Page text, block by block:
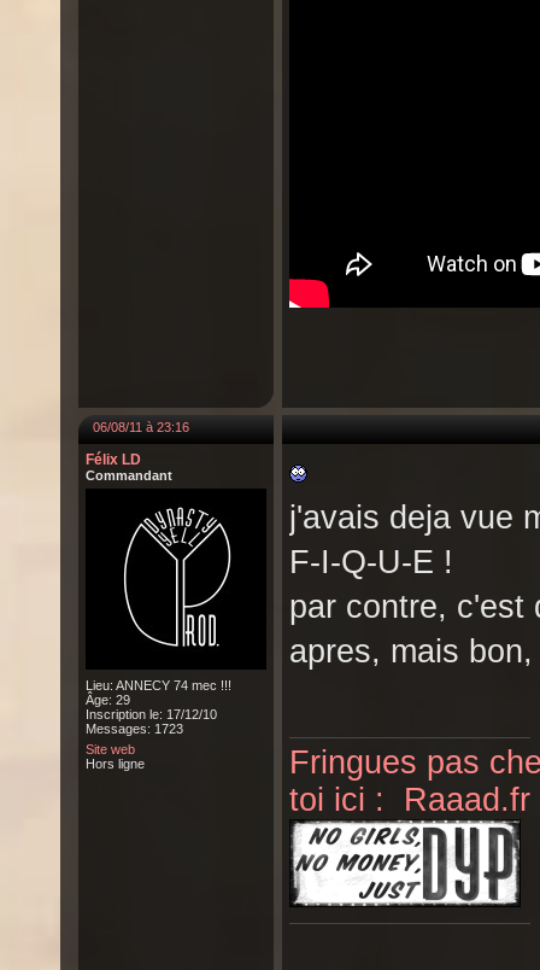
06/08/11 à 23:16
Félix LD
Commandant
Lieu: ANNECY 74 mec !!!
Âge: 29
Inscription le: 17/12/10
Messages: 1723
Site web
Hors ligne
j'avais deja vue
F-I-Q-U-E !
par contre, c'est
apres, mais
Fringues pas
toi ici : Raaad.fr